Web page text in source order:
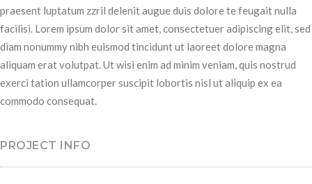
praesent luptatum zzril delenit augue duis dolore te feugait nulla
facilisi. Lorem ipsum dolor sit amet, consectetuer adipiscing elit, sed
diam nonummy nibh euismod tincidunt ut laoreet dolore magna
aliquam erat volutpat. Ut wisi enim ad minim veniam, quis nostrud
exerci tation ullamcorper suscipit lobortis nisl ut aliquip ex ea
commodo consequat.
PROJECT INFO